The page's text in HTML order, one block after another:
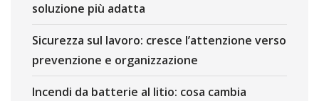
soluzione più adatta
Sicurezza sul lavoro: cresce l’attenzione verso
prevenzione e organizzazione
Incendi da batterie al litio: cosa cambia